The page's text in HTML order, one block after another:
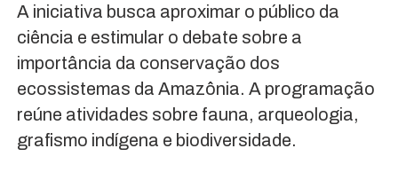
A iniciativa busca aproximar o público da
ciência e estimular o debate sobre a
importância da conservação dos
ecossistemas da Amazônia. A programação
reúne atividades sobre fauna, arqueologia,
grafismo indígena e biodiversidade.